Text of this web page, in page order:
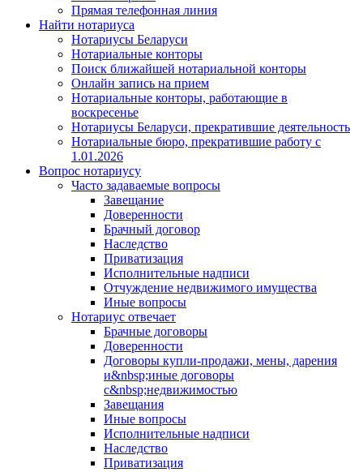
Прямая телефонная линия
Найти нотариуса
Нотариусы Беларуси
Нотариальные конторы
Поиск ближайшей нотариальной конторы
Онлайн запись на прием
Нотариальные конторы, работающие в
воскресенье
Нотариусы Беларуси, прекратившие деятельность
Нотариальные бюро, прекратившие работу с
1.01.2026
Вопрос нотариусу
Часто задаваемые вопросы
Завещание
Доверенности
Брачный договор
Наследство
Приватизация
Исполнительные надписи
Отчуждение недвижимого имущества
Иные вопросы
Нотариус отвечает
Брачные договоры
Доверенности
Договоры купли-продажи, мены, дарения
и&nbsp;иные договоры
с&nbsp;недвижимостью
Завещания
Иные вопросы
Исполнительные надписи
Наследство
Приватизация